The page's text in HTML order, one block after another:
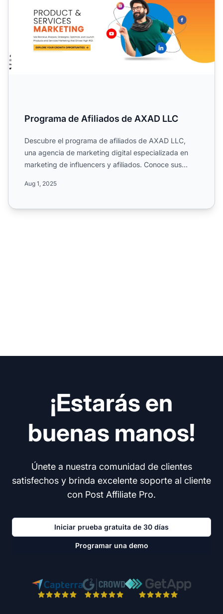
Programa de Afiliados de AXAD LLC
Descubre el programa de afiliados de AXAD LLC,
una agencia de marketing digital especializada en
marketing de influencers y afiliados. Conoce sus
Aug 1, 2025
¡Estarás en
buenas manos!
Únete a nuestra comunidad de clientes
satisfechos y brinda excelente soporte al cliente
con Post Affiliate Pro.
Iniciar prueba gratuita de 30 días
Programar una demo